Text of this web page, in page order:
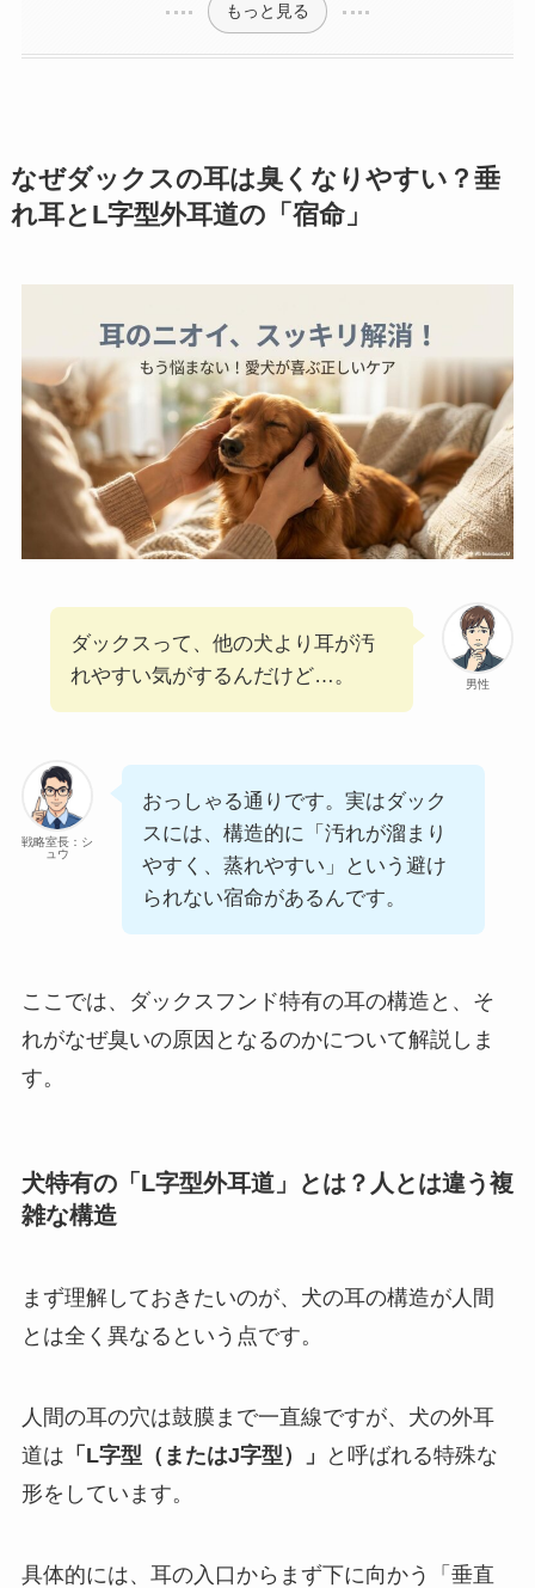
もっと見る
なぜダックスの耳は臭くなりやすい？垂
れ耳とL字型外耳道の「宿命」
男性
ダックスって、他の犬より耳が汚
れやすい気がするんだけど…。
戦略室長：シ
ュウ
おっしゃる通りです。実はダック
スには、構造的に「汚れが溜まり
やすく、蒸れやすい」という避け
られない宿命があるんです。
ここでは、ダックスフンド特有の耳の構造と、そ
れがなぜ臭いの原因となるのかについて解説しま
す。
犬特有の「L字型外耳道」とは？人とは違う複
雑な構造
まず理解しておきたいのが、犬の耳の構造が人間
とは全く異なるという点です。
人間の耳の穴は鼓膜まで一直線ですが、犬の外耳
道は 「L字型（またはJ字型）」
と呼ばれる特殊な
形をしています。
具体的には、耳の入口からまず下に向かう「垂直